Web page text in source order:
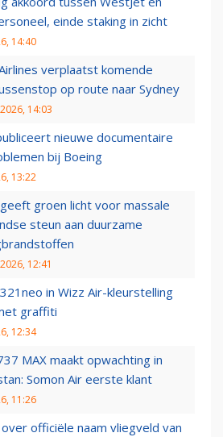
einde staking in zicht
14:40
verplaatst komende
op route naar Sydney
14:03
nieuwe documentaire
bij Boeing
13:22
groen licht voor massale
steun aan duurzame
12:41
in Wizz Air-kleurstelling
graffiti
12:34
MAX maakt opwachting in
Somon Air eerste klant
11:26
officiële naam vliegveld van